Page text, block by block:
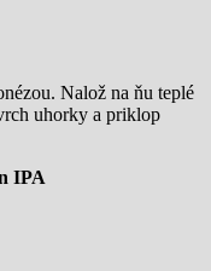
Nalož na ňu teplé
uhorky a priklop
IPA